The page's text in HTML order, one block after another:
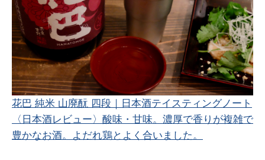
花巴 純米 山廃酛 四段｜日本酒テイスティングノート
〈日本酒レビュー〉酸味・甘味。濃厚で香りが複雑で
豊かなお酒。よだれ鶏とよく合いました。